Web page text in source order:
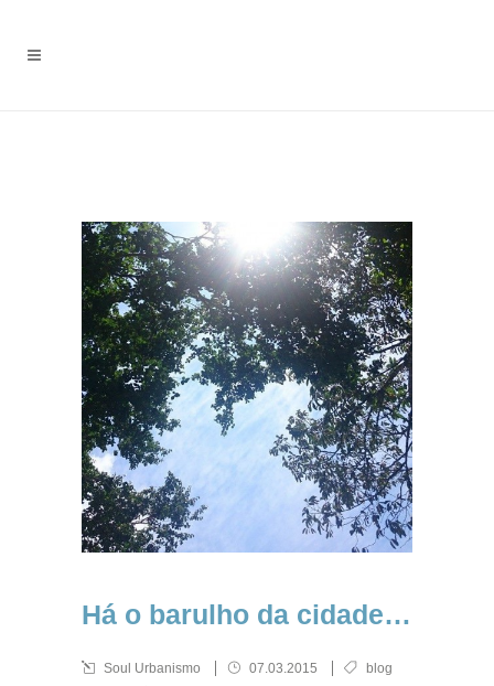
Há o barulho da cidade…
Soul Urbanismo 07.03.2015
blog